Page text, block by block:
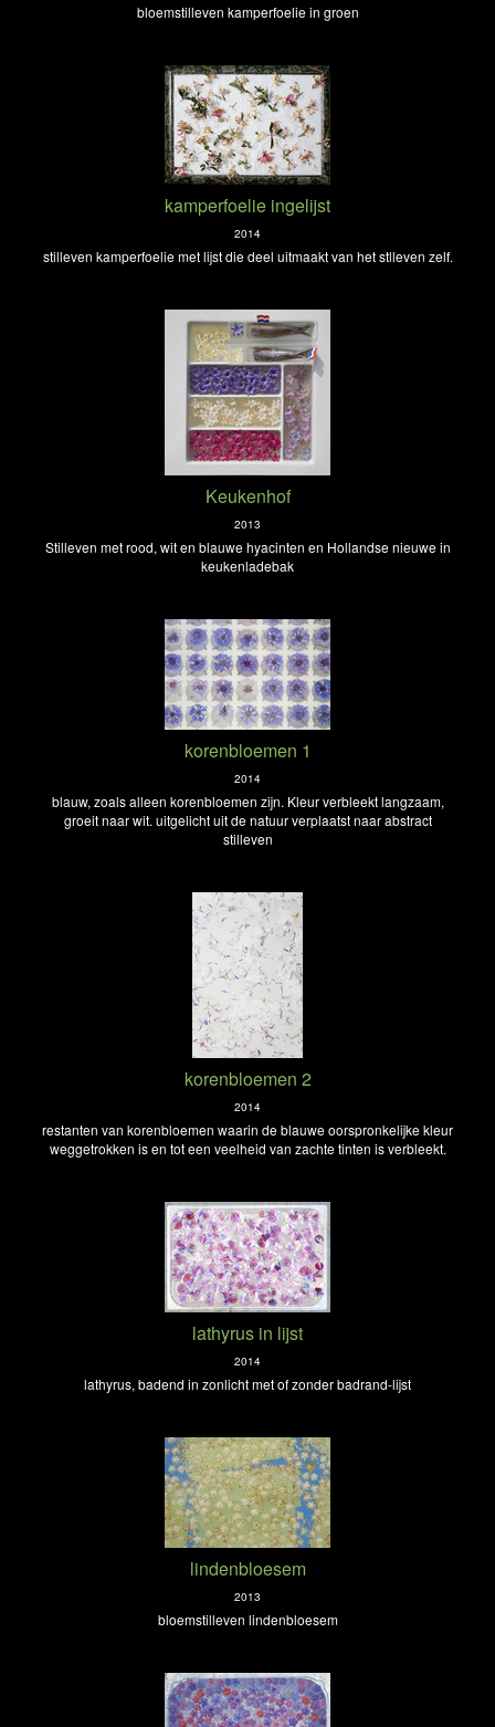
bloemstilleven kamperfoelie in groen
kamperfoelie ingelijst
2014
stilleven kamperfoelie met lijst die deel uitmaakt van het stlleven zelf.
Keukenhof
2013
Stilleven met rood, wit en blauwe hyacinten en Hollandse nieuwe in
keukenladebak
korenbloemen 1
2014
blauw, zoals alleen korenbloemen zijn. Kleur verbleekt langzaam,
groeit naar wit. uitgelicht uit de natuur verplaatst naar abstract
stilleven
korenbloemen 2
2014
restanten van korenbloemen waarin de blauwe oorspronkelijke kleur
weggetrokken is en tot een veelheid van zachte tinten is verbleekt.
lathyrus in lijst
2014
lathyrus, badend in zonlicht met of zonder badrand-lijst
lindenbloesem
2013
bloemstilleven lindenbloesem